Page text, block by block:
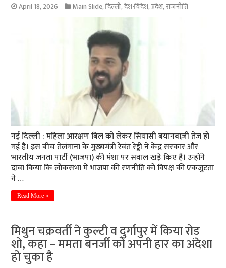
April 18, 2026 Main Slide,दिल्ली,देश-विदेश,प्रदेश,राजनीति
नई दिल्ली : महिला आरक्षण बिल को लेकर सियासी बयानबाज़ी तेज हो
गई है। इस बीच तेलंगाना के मुख्यमंत्री रेवंत रेड्डी ने केंद्र सरकार और
भारतीय जनता पार्टी (भाजपा) की मंशा पर सवाल खड़े किए हैं। उन्होंने
दावा किया कि लोकसभा में भाजपा की रणनीति को विपक्ष की एकजुटता
ने …
Read More »
मिथुन चक्रवर्ती ने कुल्टी व दुर्गापुर में किया रोड
शो, कहा – ममता बनर्जी को अपनी हार का अंदेशा
हो चुका है